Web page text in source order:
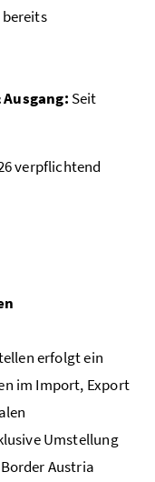
bereits
Seit
verpflichtend
erfolgt ein
im Import, Export
Umstellung
Austria